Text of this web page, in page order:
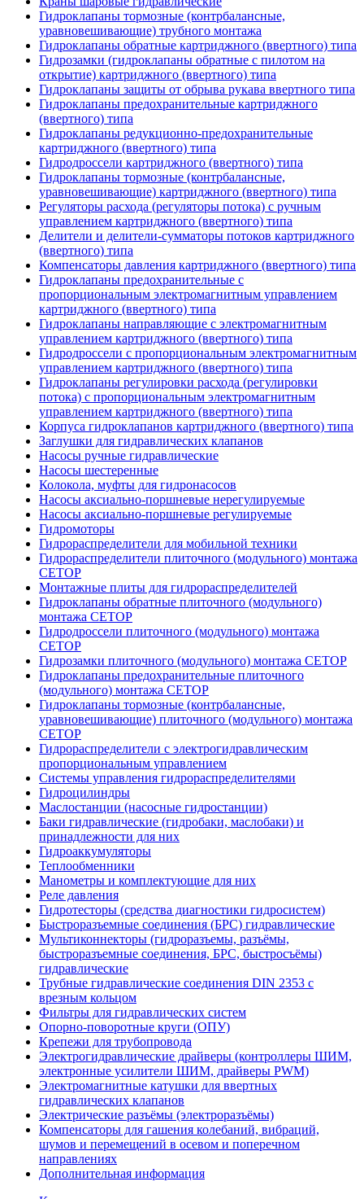
Гидроклапаны тормозные (контрбалансные,
уравновешивающие) трубного монтажа
Гидроклапаны обратные картриджного (ввертного) типа
Гидрозамки (гидроклапаны обратные с пилотом на
открытие) картриджного (ввертного) типа
Гидроклапаны защиты от обрыва рукава ввертного типа
Гидроклапаны предохранительные картриджного
(ввертного) типа
Гидроклапаны редукционно-предохранительные
картриджного (ввертного) типа
Гидродроссели картриджного (ввертного) типа
Гидроклапаны тормозные (контрбалансные,
уравновешивающие) картриджного (ввертного) типа
Регуляторы расхода (регуляторы потока) с ручным
управлением картриджного (ввертного) типа
Делители и делители-сумматоры потоков картриджного
(ввертного) типа
Компенсаторы давления картриджного (ввертного) типа
Гидроклапаны предохранительные с
пропорциональным электромагнитным управлением
картриджного (ввертного) типа
Гидроклапаны направляющие с электромагнитным
управлением картриджного (ввертного) типа
Гидродроссели с пропорциональным электромагнитным
управлением картриджного (ввертного) типа
Гидроклапаны регулировки расхода (регулировки
потока) с пропорциональным электромагнитным
управлением картриджного (ввертного) типа
Корпуса гидроклапанов картриджного (ввертного) типа
Заглушки для гидравлических клапанов
Насосы ручные гидравлические
Насосы шестеренные
Колокола, муфты для гидронасосов
Насосы аксиально-поршневые нерегулируемые
Насосы аксиально-поршневые регулируемые
Гидромоторы
Гидрораспределители для мобильной техники
Гидрораспределители плиточного (модульного) монтажа
СЕТОР
Монтажные плиты для гидрораспределителей
Гидроклапаны обратные плиточного (модульного)
монтажа CETOP
Гидродроссели плиточного (модульного) монтажа
CETOP
Гидрозамки плиточного (модульного) монтажа CETOP
Гидроклапаны предохранительные плиточного
(модульного) монтажа CETOP
Гидроклапаны тормозные (контрбалансные,
уравновешивающие) плиточного (модульного) монтажа
CETOP
Гидрораспределители с электрогидравлическим
пропорциональным управлением
Системы управления гидрораспределителями
Гидроцилиндры
Маслостанции (насосные гидростанции)
Баки гидравлические (гидробаки, маслобаки) и
принадлежности для них
Гидроаккумуляторы
Теплообменники
Манометры и комплектующие для них
Реле давления
Гидротесторы (средства диагностики гидросистем)
Быстроразъемные соединения (БРС) гидравлические
Мультиконнекторы (гидроразъемы, разъёмы,
быстроразъемные соединения, БРС, быстросъёмы)
гидравлические
Трубные гидравлические соединения DIN 2353 с
врезным кольцом
Фильтры для гидравлических систем
Опорно-поворотные круги (ОПУ)
Крепежи для трубопровода
Электрогидравлические драйверы (контроллеры ШИМ,
электронные усилители ШИМ, драйверы PWM)
Электромагнитные катушки для ввертных
гидравлических клапанов
Электрические разъёмы (электроразъёмы)
Компенсаторы для гашения колебаний, вибраций,
шумов и перемещений в осевом и поперечном
направлениях
Дополнительная информация